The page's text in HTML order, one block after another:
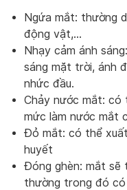
Ngứa mắt: thường
động vật,…
Nhạy cảm ánh
sáng mặt trời, ánh
nhức đầu.
Chảy nước mắt: có
mức làm nước mắt
Đỏ mắt: có thể
huyết
Đóng ghèn: mắt sẽ
thường trong đó